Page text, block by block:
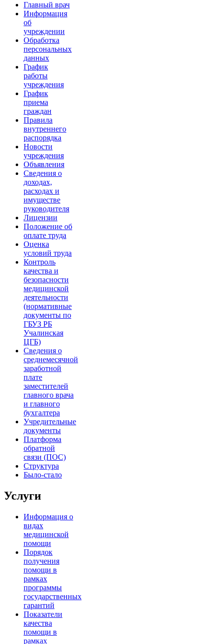
Главный врач
Информация
об
учреждении
Обработка
персональных
данных
График
работы
учреждения
График
приема
граждан
Правила
внутреннего
распорядка
Новости
учреждения
Объявления
Сведения о
доходах,
расходах и
имуществе
руководителя
Лицензии
Положение об
оплате труда
Оценка
условий труда
Контроль
качества и
безопасности
медицинской
деятельности
(нормативные
документы по
ГБУЗ РБ
Учалинская
ЦГБ)
Сведения о
среднемесячной
заработной
плате
заместителей
главного врача
и главного
бухгалтера
Учредительные
документы
Платформа
обратной
связи (ПОС)
Структура
Было-стало
Услуги
Информация о
видах
медицинской
помощи
Порядок
получения
помощи в
рамках
программы
государственных
гарантий
Показатели
качества
помощи в
рамках